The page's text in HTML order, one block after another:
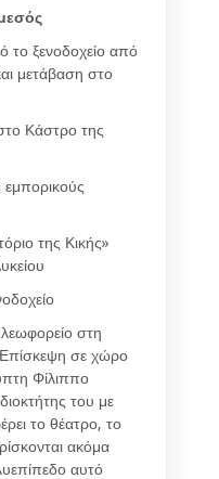
ξενοδοχείο από
μετάβαση στο
Κάστρο της
της Κικής»
στη
σε χώρο
Φίλιππο
του με
το θέατρο, το
ακόμα
αυτό